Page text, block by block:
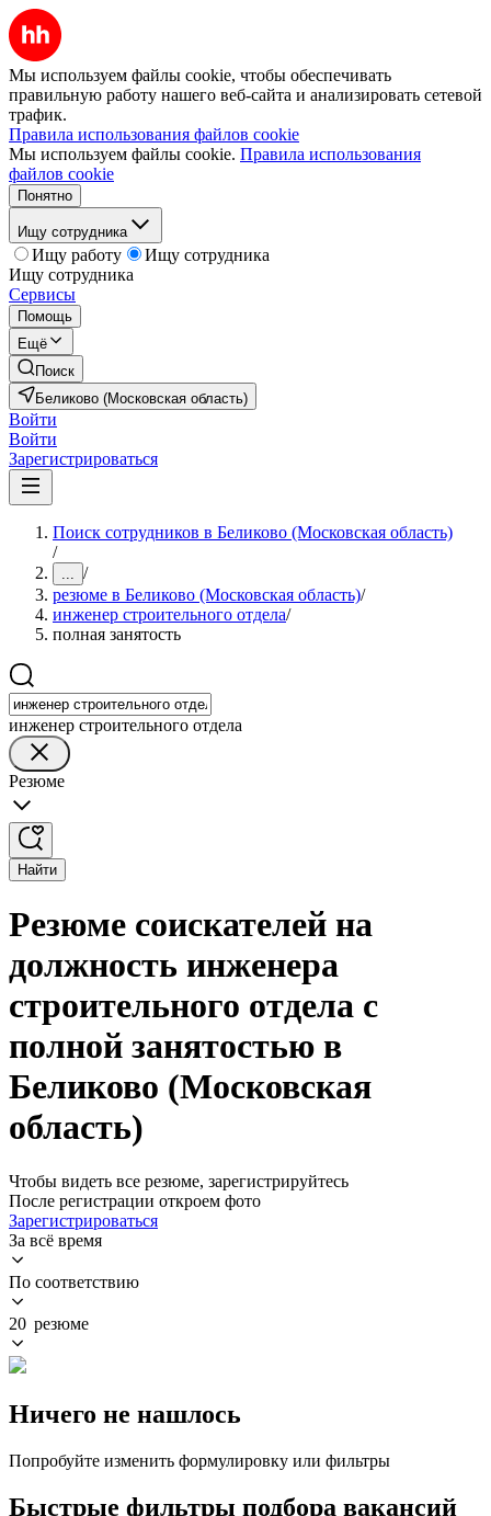
Мы используем файлы cookie, чтобы обеспечивать
правильную работу нашего веб-сайта и анализировать сетевой
трафик.
Правила использования файлов cookie
Мы используем файлы cookie. Правила использования
файлов cookie
Понятно
Ищу сотрудника
Ищу работу
Ищу сотрудника
Ищу сотрудника
Сервисы
Помощь
Ещё
Поиск
Беликово (Московская область)
Войти
Войти
Зарегистрироваться
Поиск сотрудников в Беликово (Московская область)
/
... /
резюме в Беликово (Московская область)/
инженер строительного отдела/
полная занятость
инженер строительного отдела
Резюме
Найти
Резюме соискателей на
должность инженера
строительного отдела с
полной занятостью в
Беликово (Московская
область)
Чтобы видеть все резюме, зарегистрируйтесь
После регистрации откроем фото
Зарегистрироваться
За всё время
По соответствию
20 резюме
Ничего не нашлось
Попробуйте изменить формулировку или фильтры
Быстрые фильтры подбора вакансий